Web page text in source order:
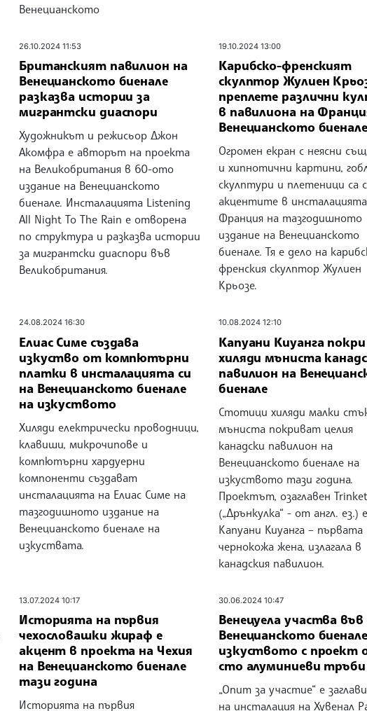
Венецианското
26.10.2024 11:53
Британският павилион на
Венецианското биенале
разказва истории за
мигрантски диаспори
Художникът и режисьор Джон
Акомфра е авторът на проекта
на Великобритания в 60-ото
издание на Венецианското
биенале. Инсталацията Listening
All Night To The Rain е отворена
по структура и разказва истории
за мигрантски диаспори във
Великобритания.
19.10.2024 13:00
Карибско-френският
скулптор Жулиен
преплете различни
в павилиона на
Венецианското биенале
Огромен екран с неясни
и хипнотични картини,
скулптури и плетеници са
акцентите в
Франция на тазгодишното
издание на Венецианското
биенале. Тя е дело на
френския скулптор Жулиен
Крьозе.
24.08.2024 16:30
Елиас Симе създава
изкуство от компютърни
платки в инсталацията си
на Венецианското биенале
на изкуството
Хиляди електрически проводници,
клавиши, микрочипове и
компютърни хардуерни
компоненти създават
инсталацията на Елиас Симе на
тазгодишното издание на
Венецианското биенале на
изкуствата.
10.08.2024 12:10
Капуани Киуанга покри
хиляди мъниста
павилион на
биенале
Стотици хиляди малки
мъниста покриват целия
канадски павилион на
Венецианското биенале на
изкуството тази година.
Проектът, озаглавен Trinket
(„Дрънкулка“ - от англ. ез.)
Капуани Киуанга – първата
чернокожа жена, излагала в
канадския павилион.
13.07.2024 10:17
Историята на първия
чехословашки жираф е
акцент в проекта на Чехия
на Венецианското биенале
тази година
Историята на първия
30.06.2024 10:47
Венецуела участва във
Венецианското
изкуството с проект
сто алуминиеви тръби
„Опит за участие“ е
на инсталация на Хувенал